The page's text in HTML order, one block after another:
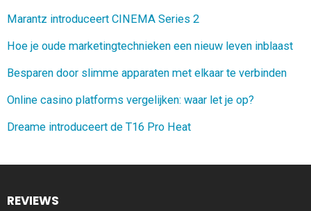
Marantz introduceert CINEMA Series 2
Hoe je oude marketingtechnieken een nieuw leven inblaast
Besparen door slimme apparaten met elkaar te verbinden
Online casino platforms vergelijken: waar let je op?
Dreame introduceert de T16 Pro Heat
REVIEWS